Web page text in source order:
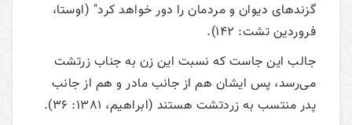
گزندهای دیوان و مردمان را دور خواهد کرد" (اوستا،
فروردین تشت: 142).
جالب این جاست که نسبت این زن به جناب زرتشت
می‌رسد، پس ایشان هم از جانب مادر و هم از جانب
پدر منتسب به زردتشت هستند (ابراهیم، 1381: 36).